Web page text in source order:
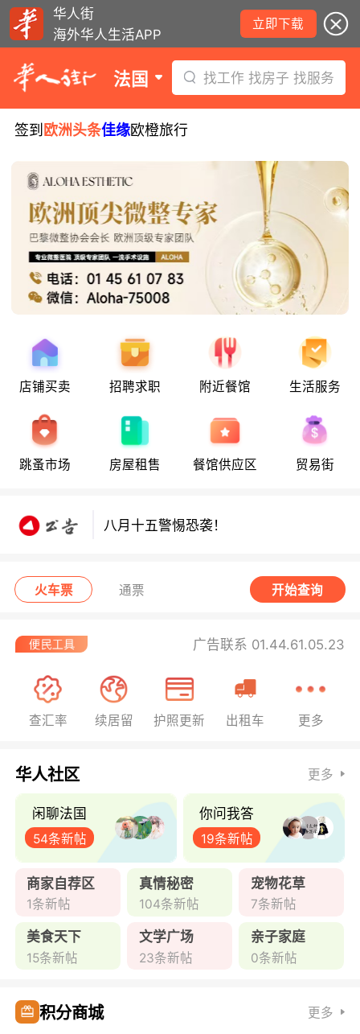
华人街
海外华人生活APP
立即下载
法国 找工作 找房子 找服务
签到 欧洲头条佳缘欧橙旅行
店铺买卖 招聘求职 附近餐馆 生活服务
跳蚤市场 房屋租售 餐馆供应区 贸易街
八月十五警惕恐袭！
八月十五警惕恐袭！
火车票 通票 开始查询
广告联系 01.44.61.05.23
查汇率 续居留 护照更新 出租车 更多
华人社区 更多
闲聊法国
54条新帖
你问我答
19条新帖
商家自荐区
1条新帖
真情秘密
104条新帖
宠物花草
7条新帖
美食天下
15条新帖
文学广场
23条新帖
亲子家庭
0条新帖
积分商城 更多